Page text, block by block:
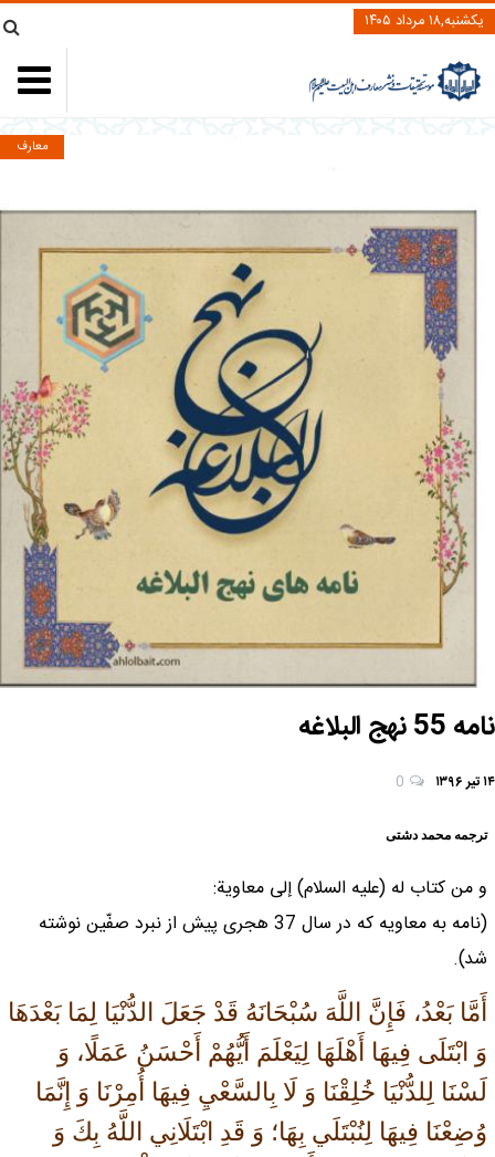
یکشنبه,۱۸ مرداد ۱۴۰۵
نامه 55 نهج البلاغه
۱۴ تیر ۱۳۹۶ 0
معارف
ترجمه محمد دشتی
و من كتاب له (علیه السلام) إلى معاوية:
(نامه به معاويه كه در سال 37 هجرى پيش از نبرد صفّين نوشته
شد).
أَمَّا بَعْدُ، فَإِنَّ اللَّهَ سُبْحَانَهُ قَدْ جَعَلَ الدُّنْيَا لِمَا بَعْدَهَا
وَ ابْتَلَى فِيهَا أَهْلَهَا لِيَعْلَمَ أَيُّهُمْ أَحْسَنُ عَمَلًا، وَ
لَسْنَا لِلدُّنْيَا خُلِقْنَا وَ لَا بِالسَّعْيِ فِيهَا أُمِرْنَا وَ إِنَّمَا
وُضِعْنَا فِيهَا لِنُبْتَلَي بِهَا؛ وَ قَدِ ابْتَلَانِي اللَّهُ بِكَ وَ